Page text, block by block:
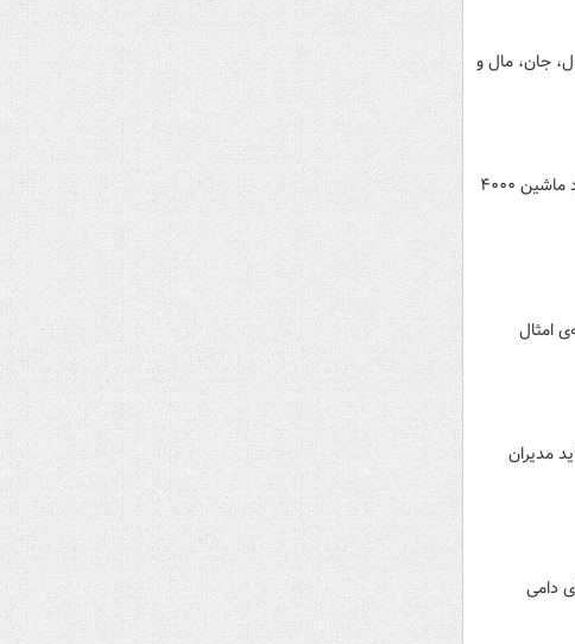
جان، مال و
دادستان کل کشور: در پنج استان ۲۸۵۰۰ دستگاه موتور سیلکت بلاتکلیف به فروش رفته است. این آمار در مورد ماشین ۴۰۰۰
امثال
مدیران
دامی